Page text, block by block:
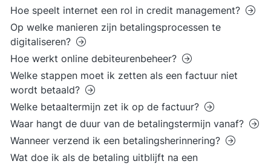
Hoe speelt internet een rol in credit management?
Op welke manieren zijn betalingsprocessen te
digitaliseren?
Hoe werkt online debiteurenbeheer?
Welke stappen moet ik zetten als een factuur niet
wordt betaald?
Welke betaaltermijn zet ik op de factuur?
Waar hangt de duur van de betalingstermijn vanaf?
Wanneer verzend ik een betalingsherinnering?
Wat doe ik als de betaling uitblijft na een